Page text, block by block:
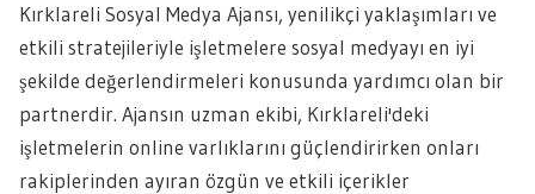
Kırklareli Sosyal Medya Ajansı, yenilikçi yaklaşımları ve
etkili stratejileriyle işletmelere sosyal medyayı en iyi
şekilde değerlendirmeleri konusunda yardımcı olan bir
partnerdir. Ajansın uzman ekibi, Kırklareli'deki
işletmelerin online varlıklarını güçlendirirken onları
rakiplerinden ayıran özgün ve etkili içerikler